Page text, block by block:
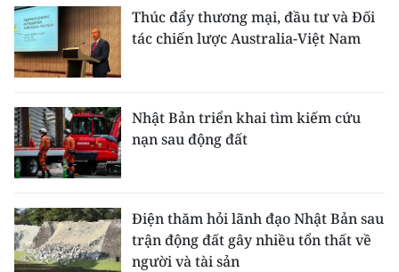
Thúc đẩy thương mại, đầu tư và Đối
tác chiến lược Australia-Việt Nam
Nhật Bản triển khai tìm kiếm cứu
nạn sau động đất
Điện thăm hỏi lãnh đạo Nhật Bản sau
trận động đất gây nhiều tổn thất về
người và tài sản